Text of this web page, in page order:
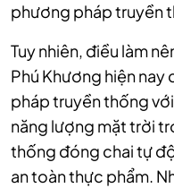
phương pháp truyền
Tuy nhiên, điều làm
Phú Khương hiện
pháp truyền thống
năng lượng mặt trời
thống đóng chai tự
an toàn thực phẩm.